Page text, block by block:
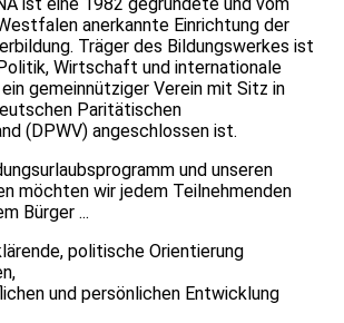
anerkannte Einrichtung der
Träger des Bildungswerkes ist
Wirtschaft und internationale
ein gemeinnütziger Verein mit Sitz in
Paritätischen
(DPWV) angeschlossen ist.
und unseren
möchten wir jedem Teilnehmenden
Bürger ...
politische Orientierung
und persönlichen Entwicklung